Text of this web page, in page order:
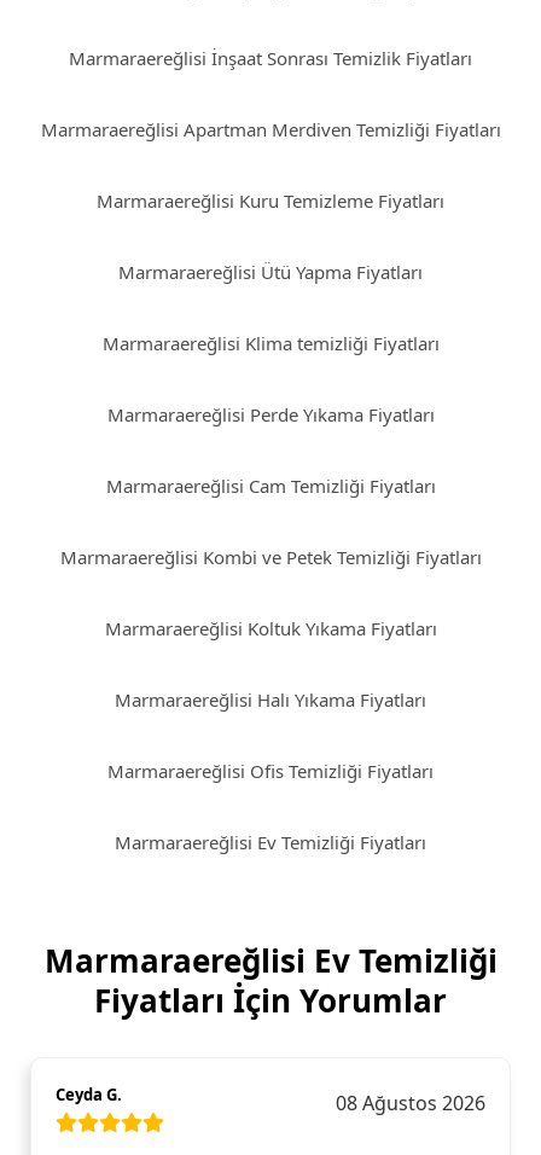
Marmaraereğlisi İnşaat Sonrası Temizlik Fiyatları
Marmaraereğlisi Apartman Merdiven Temizliği Fiyatları
Marmaraereğlisi Kuru Temizleme Fiyatları
Marmaraereğlisi Ütü Yapma Fiyatları
Marmaraereğlisi Klima temizliği Fiyatları
Marmaraereğlisi Perde Yıkama Fiyatları
Marmaraereğlisi Cam Temizliği Fiyatları
Marmaraereğlisi Kombi ve Petek Temizliği Fiyatları
Marmaraereğlisi Koltuk Yıkama Fiyatları
Marmaraereğlisi Halı Yıkama Fiyatları
Marmaraereğlisi Ofis Temizliği Fiyatları
Marmaraereğlisi Ev Temizliği Fiyatları
Marmaraereğlisi Ev Temizliği
Fiyatları İçin Yorumlar
Ceyda G. 08 Ağustos 2026